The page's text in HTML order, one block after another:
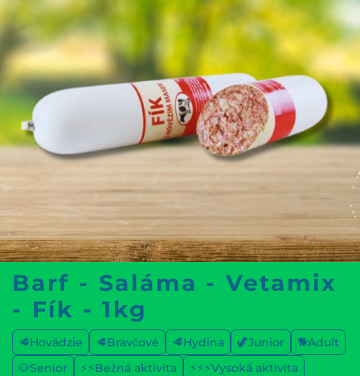
Barf - Saláma - Vetamix
- Fík - 1kg
🥩Hovädzie 🥩Bravčové 🥩Hydina 🦖Junior
🐕Adult
🐶Senior
⚡⚡Bežná aktivita
⚡⚡⚡Vysoká aktivita